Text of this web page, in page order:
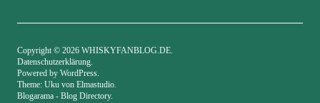
Copyright © 2026 WHISKYFANBLOG.DE
Datenschutzerklärung
Powered by WordPress
Theme: Uku von Elmastudio
Blogarama - Blog Directory